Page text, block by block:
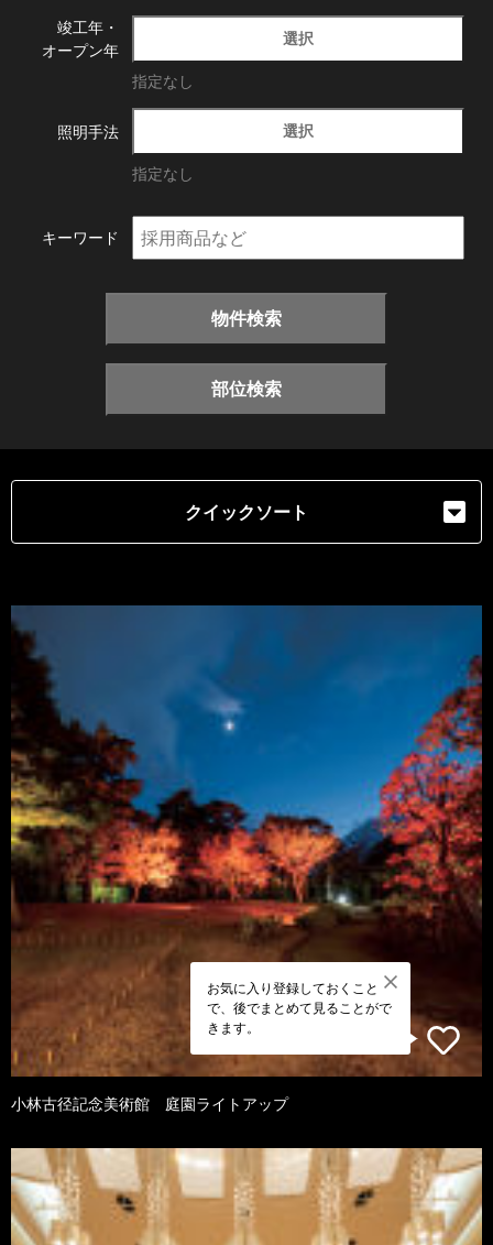
竣工年・
オープン年
選択
指定なし
照明手法 選択
指定なし
キーワード
物件検索
部位検索
クイックソート
お気に入り登録しておくこと
で、後でまとめて見ることがで
きます。
小林古径記念美術館 庭園ライトアップ